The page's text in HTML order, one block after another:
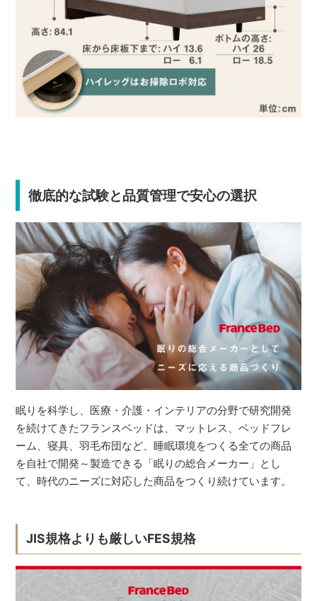
徹底的な試験と品質管理で安心の選択
眠りを科学し、医療・介護・インテリアの分野で研究開発
を続けてきたフランスベッドは、マットレス、ベッドフレ
ーム、寝具、羽毛布団など、睡眠環境をつくる全ての商品
を自社で開発～製造できる「眠りの総合メーカー」とし
て、時代のニーズに対応した商品をつくり続けています。
JIS規格よりも厳しいFES規格